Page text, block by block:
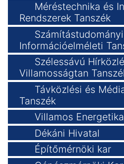
Méréstechnika és
Rendszerek Tanszék
Információelméleti
Szélessávú
Villamosságtan
Távközlési és
Tanszék
Villamos
Dékáni Hivatal
Építőmérnöki kar